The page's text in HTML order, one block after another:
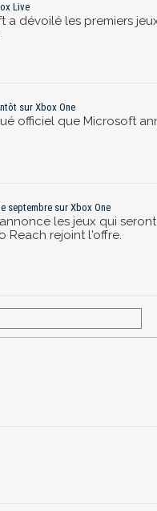
Live
a dévoilé les premiers
sur Xbox One
officiel que Microsoft
septembre sur Xbox One
les jeux qui
Reach rejoint l'offre.